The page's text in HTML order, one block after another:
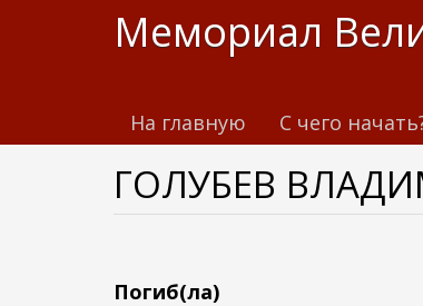
т
Мемориал
На главную С чего
ГОЛУБЕВ
Погиб(ла)